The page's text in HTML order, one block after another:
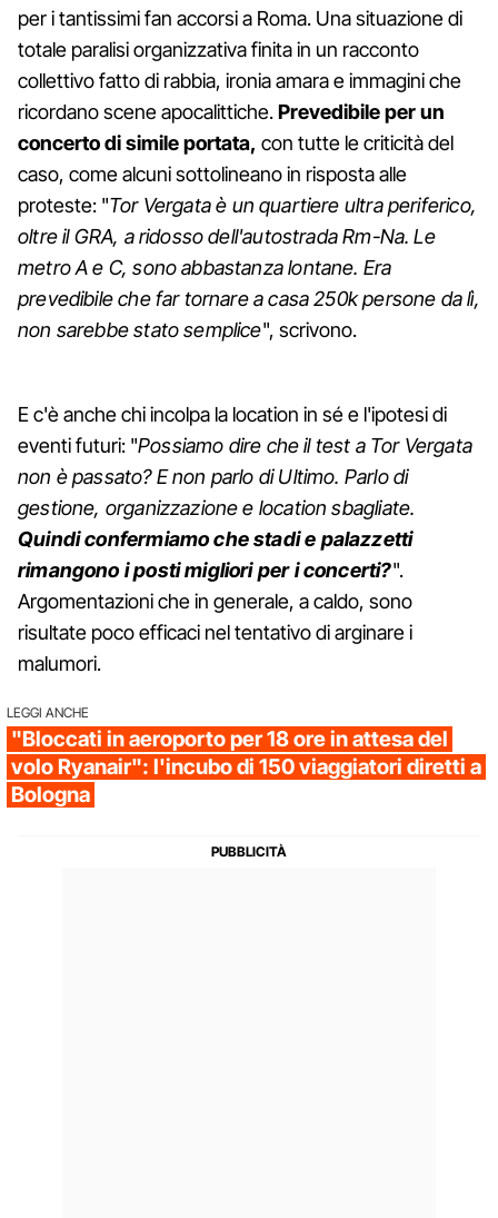
per i tantissimi fan accorsi a Roma. Una situazione di
totale paralisi organizzativa finita in un racconto
collettivo fatto di rabbia, ironia amara e immagini che
ricordano scene apocalittiche.Prevedibile per un
concerto di simile portata, con tutte le criticità del
caso, come alcuni sottolineano in risposta alle
proteste: "Tor Vergata è un quartiere ultra periferico,
oltre il GRA, a ridosso dell'autostrada Rm-Na. Le
metro A e C, sono abbastanza lontane. Era
prevedibile che far tornare a casa 250k persone da lì,
non sarebbe stato semplice", scrivono.
E c'è anche chi incolpa la location in sé e l'ipotesi di
eventi futuri: "Possiamo dire che il test a Tor Vergata
non è passato? E non parlo di Ultimo. Parlo di
gestione, organizzazione e location sbagliate.
Quindi confermiamo che stadi e palazzetti
rimangono i posti migliori per i concerti?".
Argomentazioni che in generale, a caldo, sono
risultate poco efficaci nel tentativo di arginare i
malumori.
LEGGI ANCHE
"Bloccati in aeroporto per 18 ore in attesa del
volo Ryanair": l'incubo di 150 viaggiatori diretti a
Bologna